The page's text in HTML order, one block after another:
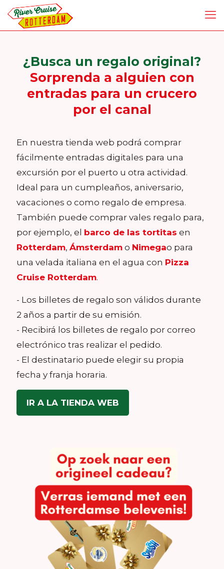
¿Busca un regalo original?
Sorprenda a alguien con
entradas para un crucero
por el canal
En nuestra tienda web podrá comprar
fácilmente entradas digitales para una
excursión por el puerto u otra actividad.
Ideal para un cumpleaños, aniversario,
vacaciones o como regalo de empresa.
También puede comprar vales regalo para,
por ejemplo, el barco de las tortitas en
Rotterdam, Ámsterdam o Nimegao para
una velada italiana en el agua con Pizza
Cruise Rotterdam.
- Los billetes de regalo son válidos durante
2 años a partir de su emisión.
- Recibirá los billetes de regalo por correo
electrónico tras realizar el pedido.
- El destinatario puede elegir su propia
fecha y franja horaria.
IR A LA TIENDA WEB